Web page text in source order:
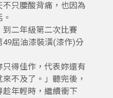
只腰酸背痛，也因為
二年級第二次比賽
屆油漆裝潢(漆作)分
得佳作，代表妳還有
不及了。」聽完後，
年輕時，繼續衝下